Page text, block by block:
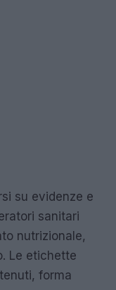
su evidenze e
sanitari
nutrizionale,
Le etichette
forma